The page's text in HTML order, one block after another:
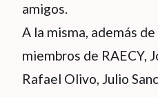
amigos.
A la misma, además
miembros de RAECY,
Rafael Olivo, Julio